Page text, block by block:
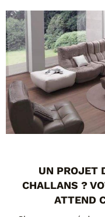
Tissus Greensofa
850 tissus et 250 cuirs
PAR MATIÈRE
Canapés cuir
Canapés tissu
PAR CATÉGORIE
Chaises
Coussins
Enfilades
Luminaires
Objets déco
Tableaux
Tables basses
Tables repas
PAR STYLE
Contemporain
UN PROJET
CHALLANS ?
ATTEND